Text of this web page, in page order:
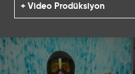
Video Prodüksiyon